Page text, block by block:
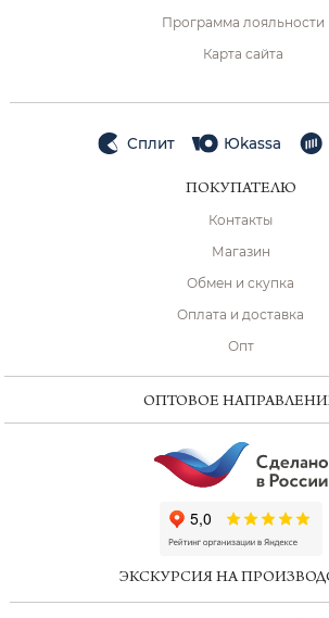
Программа лояльности
Карта сайта
Сплит Юkassa
ПОКУПАТЕЛЮ
Контакты
Магазин
Обмен и скупка
Оплата и доставка
Опт
ОПТОВОЕ
ЭКСКУРСИЯ НА